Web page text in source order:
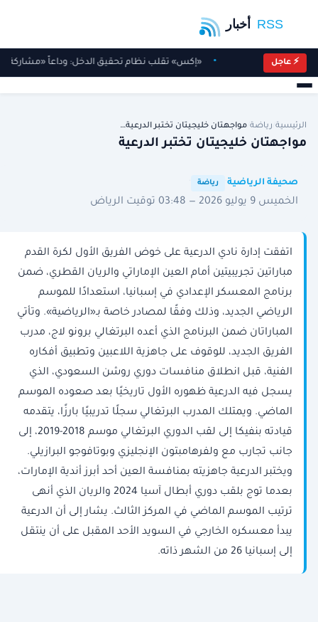
⚡ عاجل «إكس» تقلب نظام تحقيق الدخل: وداعاً «مشاركة
الرئيسية رياضة مواجهتان خليجيتان تختبر الدرعية…
مواجهتان خليجيتان تختبر الدرعية
صحيفة الرياضية رياضة
الخميس 9 يوليو 2026 — 03:48 توقيت الرياض
اتفقت إدارة نادي الدرعية على خوض الفريق الأول لكرة القدم
مباراتين تجريبيتين أمام العين الإماراتي والريان القطري، ضمن
برنامج المعسكر الإعدادي في إسبانيا، استعدادًا للموسم
الرياضي الجديد، وذلك وفقًا لمصادر خاصة بـ«الرياضية». وتأتي
المباراتان ضمن البرنامج الذي أعده البرتغالي برونو لاج، مدرب
الفريق الجديد، للوقوف على جاهزية اللاعبين وتطبيق أفكاره
الفنية، قبل انطلاق منافسات دوري روشن السعودي، الذي
يسجل فيه الدرعية ظهوره الأول تاريخيًا بعد صعوده الموسم
الماضي. ويمتلك المدرب البرتغالي سجلًا تدريبيًا بارزًا، يتقدمه
قيادته بنفيكا إلى لقب الدوري البرتغالي موسم 2018-2019، إلى
جانب تجارب مع ولفرهامبتون الإنجليزي وبوتافوجو البرازيلي.
ويختبر الدرعية جاهزيته بمنافسة العين أحد أبرز أندية الإمارات،
بعدما توج بلقب دوري أبطال آسيا 2024 والريان الذي أنهى
ترتيب الموسم الماضي في المركز الثالث. يشار إلى أن الدرعية
يبدأ معسكره الخارجي في السويد الأحد المقبل على أن ينتقل
إلى إسبانيا 26 من الشهر ذاته.